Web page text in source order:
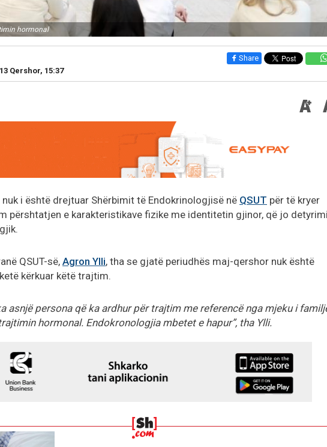
hormonal
Qershor, 15:37
Share
i është drejtuar Shërbimit të Endokrinologjisë në QSUT për të kryer
përshtatjen e karakteristikave fizike me identitetin gjinor, që jo
QSUT-së, Agron Ylli, tha se gjatë periudhës maj-qershor nuk është
kërkuar këtë trajtim.
asnjë persona që ka ardhur për trajtim me referencë nga mjeku i
hormonal. Endokronologjia mbetet e hapur”, tha Ylli.